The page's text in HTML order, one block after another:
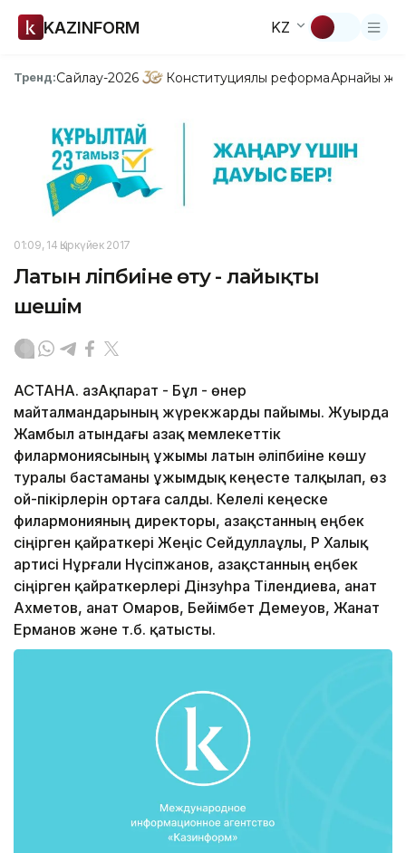
KAZINFORM KZ
Тренд:Сайлау-2026 Конституциялық реформаАрнайы
01:09, 14 Қыркүйек 2017
Латын әліпбиіне өту - лайықты
шешім
АСТАНА. ҚазАқпарат - Бұл - өнер
майталмандарының жүрекжарды пайымы. Жуырда
Жамбыл атындағы Қазақ мемлекеттік
филармониясының ұжымы латын әліпбиіне көшу
туралы бастаманы ұжымдық кеңесте талқылап, өз
ой-пікірлерін ортаға салды. Келелі кеңеске
филармонияның директоры, Қазақстанның еңбек
сіңірген қайраткері Жеңіс Сейдуллаұлы, ҚР Халық
артисі Нұрғали Нүсіпжанов, Қазақстанның еңбек
сіңірген қайраткерлері Дінзуһра Тілендиева, Қанат
Ахметов, Қанат Омаров, Бейімбет Демеуов, Жанат
Ерманов және т.б. қатысты.